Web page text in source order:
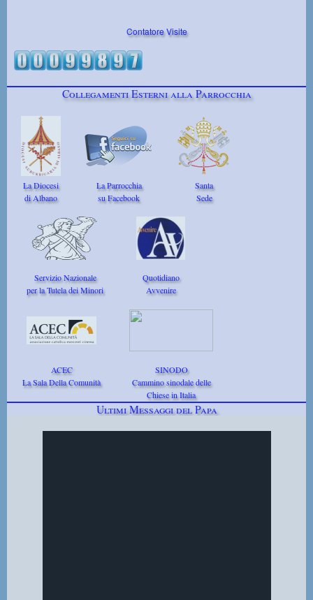
Contatore Visite
Collegamenti Esterni alla Parrocchia
La Diocesi
di Albano
La Parrocchia
su Facebook
Santa
Sede
Servizio Nazionale
per la Tutela dei Minori
Quotidiano
Avvenire
ACEC
La Sala Della Comunità
SINODO
Cammino sinodale delle
Chiese in Italia
Ultimi Messaggi del Papa